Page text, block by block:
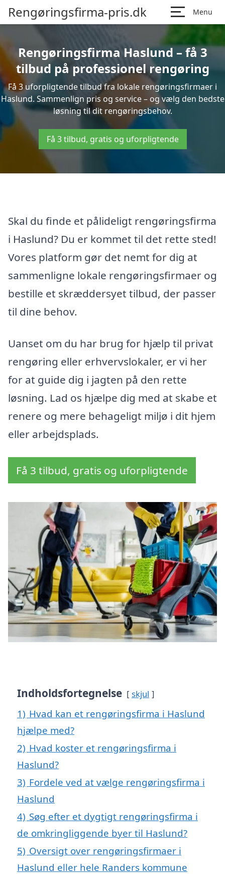
Rengøringsfirma-pris.dk Menu
Rengøringsfirma Haslund – få 3
tilbud på professionel rengøring
Få 3 uforpligtende tilbud fra lokale rengøringsfirmaer i
Haslund. Sammenlign pris og service – og vælg den bedste
løsning til dit rengøringsbehov.
Få 3 tilbud, gratis og uforpligtende
Skal du finde et pålideligt rengøringsfirma
i Haslund? Du er kommet til det rette sted!
Vores platform gør det nemt for dig at
sammenligne lokale rengøringsfirmaer og
bestille et skræddersyet tilbud, der passer
til dine behov.
Uanset om du har brug for hjælp til privat
rengøring eller erhvervslokaler, er vi her
for at guide dig i jagten på den rette
løsning. Lad os hjælpe dig med at skabe et
renere og mere behageligt miljø i dit hjem
eller arbejdsplads.
Få 3 tilbud, gratis og uforpligtende
Indholdsfortegnelse skjul
1) Hvad kan et rengøringsfirma i Haslund
hjælpe med?
2) Hvad koster et rengøringsfirma i
Haslund?
3) Fordele ved at vælge rengøringsfirma i
Haslund
4) Søg efter et dygtigt rengøringsfirma i
de omkringliggende byer til Haslund?
5) Oversigt over rengøringsfirmaer i
Haslund eller hele Randers kommune